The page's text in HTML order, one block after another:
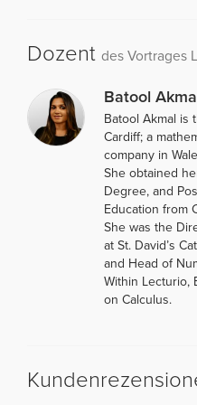
Dozent des Vortrages
Batool
Batool Akmal is
Cardiff; a
company in
She obtained
Degree, and
Education from
She was the
at St. David’s
and Head of
Within Lecturio,
on Calculus.